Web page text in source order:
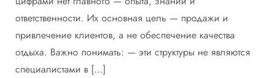
ответственности. Их основная цель — продажи и
привлечение клиентов, а не обеспечение качества
отдыха. Важно понимать: — эти структуры не являются
специалистами в […]